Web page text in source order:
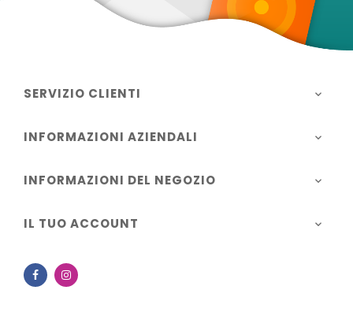
SERVIZIO CLIENTI 
INFORMAZIONI AZIENDALI 
INFORMAZIONI DEL NEGOZIO 
IL TUO ACCOUNT 
Facebook